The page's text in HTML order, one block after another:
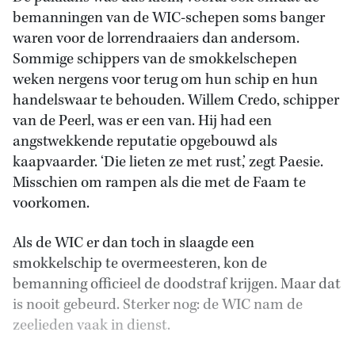
bemanningen van de WIC-schepen soms banger
waren voor de lorrendraaiers dan andersom.
Sommige schippers van de smokkelschepen
weken nergens voor terug om hun schip en hun
handelswaar te behouden. Willem Credo, schipper
van de Peerl, was er een van. Hij had een
angstwekkende reputatie opgebouwd als
kaapvaarder. ‘Die lieten ze met rust,’ zegt Paesie.
Misschien om rampen als die met de Faam te
voorkomen.
Als de WIC er dan toch in slaagde een
smokkelschip te overmeesteren, kon de
bemanning officieel de doodstraf krijgen. Maar dat
is nooit gebeurd. Sterker nog: de WIC nam de
zeelieden vaak in dienst.